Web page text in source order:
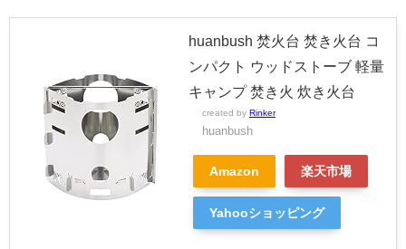
huanbush 焚火台 焚き火台 コ
ンパクト ウッドストーブ 軽量
キャンプ 焚き火 炊き火台
created by Rinker
huanbush
Amazon 楽天市場
Yahooショッピング